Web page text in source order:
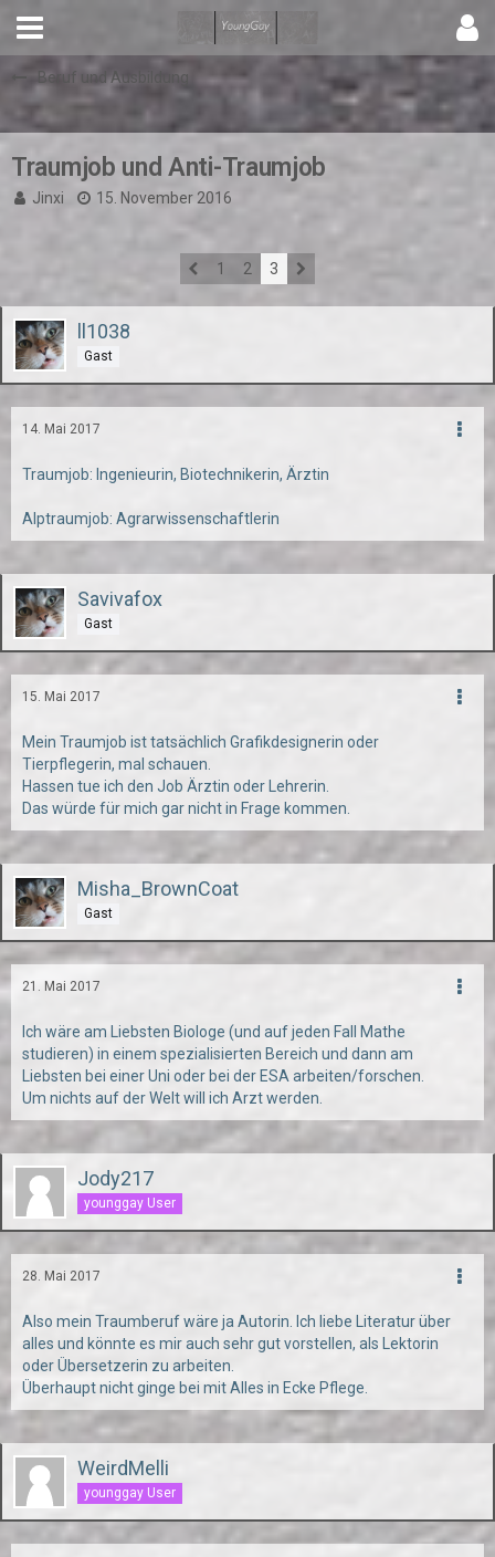
Beruf und Ausbildung
Traumjob und Anti-Traumjob
Jinxi 15. November 2016
1 2 3
ll1038
Gast
14. Mai 2017
Traumjob: Ingenieurin, Biotechnikerin, Ärztin
Alptraumjob: Agrarwissenschaftlerin
Savivafox
Gast
15. Mai 2017
Mein Traumjob ist tatsächlich Grafikdesignerin oder
Tierpflegerin, mal schauen.
Hassen tue ich den Job Ärztin oder Lehrerin.
Das würde für mich gar nicht in Frage kommen.
Misha_BrownCoat
Gast
21. Mai 2017
Ich wäre am Liebsten Biologe (und auf jeden Fall Mathe
studieren) in einem spezialisierten Bereich und dann am
Liebsten bei einer Uni oder bei der ESA arbeiten/forschen.
Um nichts auf der Welt will ich Arzt werden.
Jody217
younggay User
28. Mai 2017
Also mein Traumberuf wäre ja Autorin. Ich liebe Literatur über
alles und könnte es mir auch sehr gut vorstellen, als Lektorin
oder Übersetzerin zu arbeiten.
Überhaupt nicht ginge bei mit Alles in Ecke Pflege.
WeirdMelli
younggay User